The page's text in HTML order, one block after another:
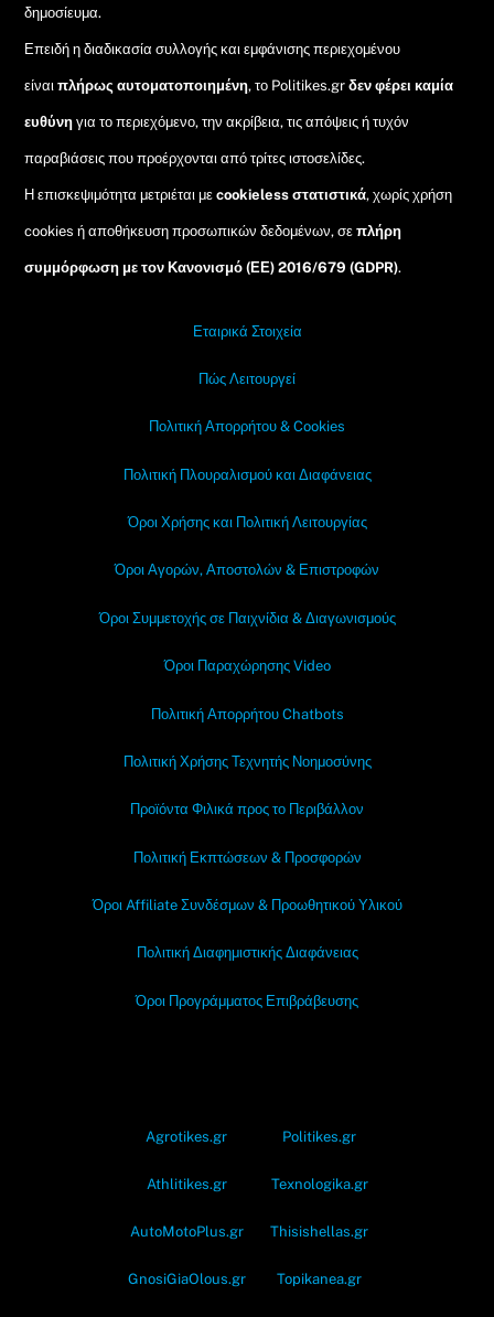
δημοσίευμα.
Επειδή η διαδικασία συλλογής και εμφάνισης περιεχομένου
είναιπλήρως αυτοματοποιημένη, το Politikes.grδεν φέρει καμία
ευθύνη για το περιεχόμενο, την ακρίβεια, τις απόψεις ή τυχόν
παραβιάσεις που προέρχονται από τρίτες ιστοσελίδες.
Η επισκεψιμότητα μετριέται μεcookieless στατιστικά, χωρίς χρήση
cookies ή αποθήκευση προσωπικών δεδομένων, σεπλήρη
συμμόρφωση με τον Κανονισμό (ΕΕ) 2016/679 (GDPR).
Εταιρικά Στοιχεία
Πώς Λειτουργεί
Πολιτική Απορρήτου & Cookies
Πολιτική Πλουραλισμού και Διαφάνειας
Όροι Χρήσης και Πολιτική Λειτουργίας
Όροι Αγορών, Αποστολών & Επιστροφών
Όροι Συμμετοχής σε Παιχνίδια & Διαγωνισμούς
Όροι Παραχώρησης Video
Πολιτική Απορρήτου Chatbots
Πολιτική Χρήσης Τεχνητής Νοημοσύνης
Προϊόντα Φιλικά προς το Περιβάλλον
Πολιτική Εκπτώσεων & Προσφορών
Όροι Affiliate Συνδέσμων & Προωθητικού Υλικού
Πολιτική Διαφημιστικής Διαφάνειας
Όροι Προγράμματος Επιβράβευσης
Agrotikes.gr Politikes.gr
Athlitikes.gr Texnologika.gr
AutoMotoPlus.gr Thisishellas.gr
GnosiGiaOlous.gr Topikanea.gr